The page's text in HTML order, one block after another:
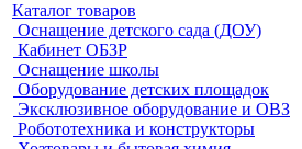
Каталог товаров
Оснащение детского сада (ДОУ)
Кабинет ОБЗР
Оснащение школы
Оборудование детских площадок
Эксклюзивное оборудование и ОВЗ
Робототехника и конструкторы